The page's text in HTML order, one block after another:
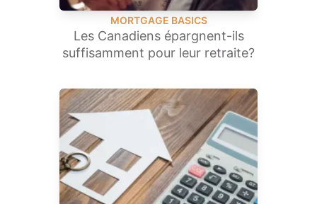
MORTGAGE BASICS
Les Canadiens épargnent-ils
suffisamment pour leur retraite?